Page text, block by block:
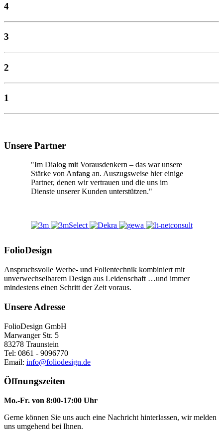
4
3
2
1
Unsere Partner
"Im Dialog mit Vorausdenkern – das war unsere
Stärke von Anfang an. Auszugsweise hier einige
Partner, denen wir vertrauen und die uns im
Dienste unserer Kunden unterstützen."
FolioDesign
Anspruchsvolle Werbe- und Folientechnik kombiniert mit
unverwechselbarem Design aus Leidenschaft …und immer
mindestens einen Schritt der Zeit voraus.
Unsere Adresse
FolioDesign GmbH
Marwanger Str. 5
83278 Traunstein
Tel: 0861 - 9096770
Email: info@foliodesign.de
Öffnungszeiten
Mo.-Fr. von 8:00-17:00 Uhr
Gerne können Sie uns auch eine Nachricht hinterlassen, wir melden
uns umgehend bei Ihnen.